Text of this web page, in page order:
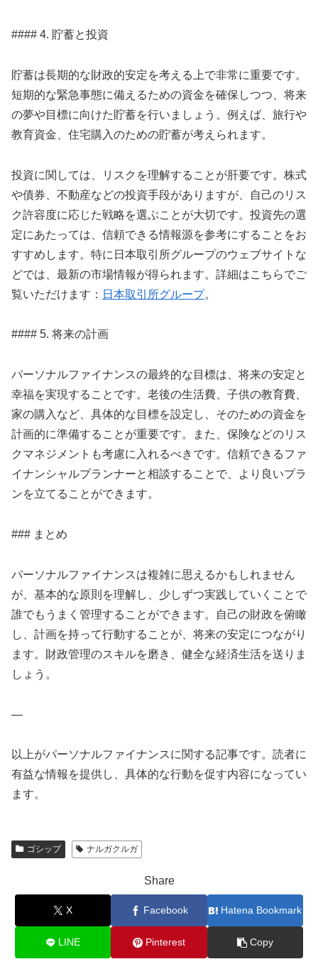
#### 4. 貯蓄と投資
貯蓄は長期的な財政的安定を考える上で非常に重要です。
短期的な緊急事態に備えるための資金を確保しつつ、将来
の夢や目標に向けた貯蓄を行いましょう。例えば、旅行や
教育資金、住宅購入のための貯蓄が考えられます。
投資に関しては、リスクを理解することが肝要です。株式
や債券、不動産などの投資手段がありますが、自己のリス
ク許容度に応じた戦略を選ぶことが大切です。投資先の選
定にあたっては、信頼できる情報源を参考にすることをお
すすめします。特に日本取引所グループのウェブサイトな
どでは、最新の市場情報が得られます。詳細はこちらでご
覧いただけます： 日本取引所グループ。
#### 5. 将来の計画
パーソナルファイナンスの最終的な目標は、将来の安定と
幸福を実現することです。老後の生活費、子供の教育費、
家の購入など、具体的な目標を設定し、そのための資金を
計画的に準備することが重要です。また、保険などのリス
クマネジメントも考慮に入れるべきです。信頼できるファ
イナンシャルプランナーと相談することで、より良いプラ
ンを立てることができます。
### まとめ
パーソナルファイナンスは複雑に思えるかもしれません
が、基本的な原則を理解し、少しずつ実践していくことで
誰でもうまく管理することができます。自己の財政を俯瞰
し、計画を持って行動することが、将来の安定につながり
ます。財政管理のスキルを磨き、健全な経済生活を送りま
しょう。
—
以上がパーソナルファイナンスに関する記事です。読者に
有益な情報を提供し、具体的な行動を促す内容になってい
ます。
ゴシップ ナルガクルガ
Share
X Facebook Hatena Bookmark
LINE Pinterest Copy